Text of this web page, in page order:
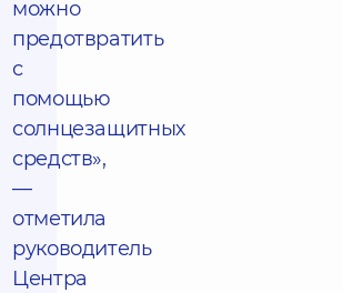
можно
предотвратить
с
помощью
солнцезащитных
средств»,
—
отметила
руководитель
Центра